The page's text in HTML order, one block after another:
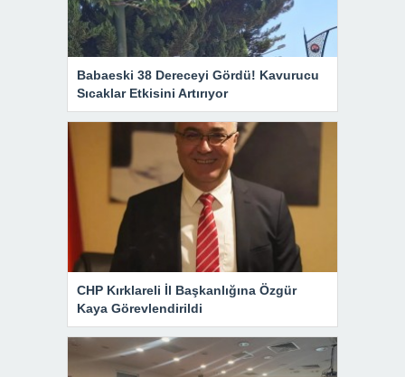
Babaeski 38 Dereceyi Gördü! Kavurucu
Sıcaklar Etkisini Artırıyor
CHP Kırklareli İl Başkanlığına Özgür
Kaya Görevlendirildi